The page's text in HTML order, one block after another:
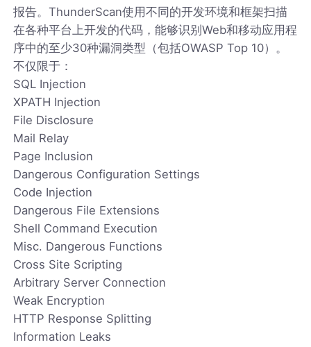
报告。ThunderScan使用不同的开发环境和框架扫描
在各种平台上开发的代码，能够识别Web和移动应用程
序中的至少30种漏洞类型（包括OWASP Top 10）。
不仅限于：
SQL Injection
XPATH Injection
File Disclosure
Mail Relay
Page Inclusion
Dangerous Configuration Settings
Code Injection
Dangerous File Extensions
Shell Command Execution
Misc. Dangerous Functions
Cross Site Scripting
Arbitrary Server Connection
Weak Encryption
HTTP Response Splitting
Information Leaks